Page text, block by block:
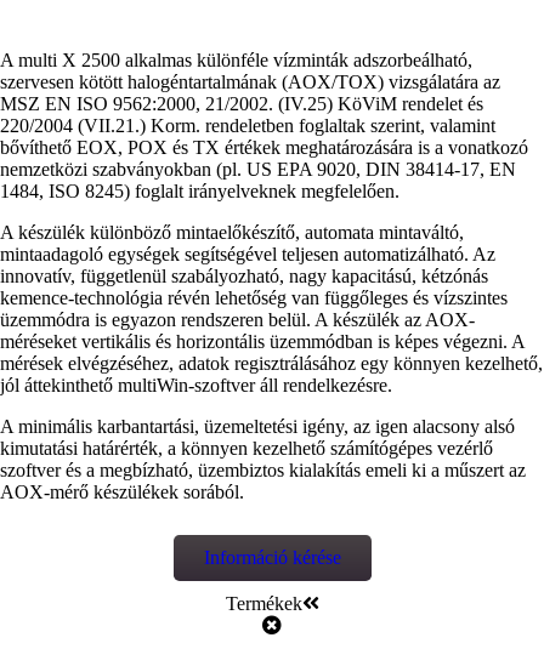
A multi X 2500 alkalmas különféle vízminták adszorbeálható,
szervesen kötött halogéntartalmának (AOX/TOX) vizsgálatára az
MSZ EN ISO 9562:2000, 21/2002. (IV.25) KöViM rendelet és
220/2004 (VII.21.) Korm. rendeletben foglaltak szerint, valamint
bővíthető EOX, POX és TX értékek meghatározására is a vonatkozó
nemzetközi szabványokban (pl. US EPA 9020, DIN 38414-17, EN
1484, ISO 8245) foglalt irányelveknek megfelelően.
A készülék különböző mintaelőkészítő, automata mintaváltó,
mintaadagoló egységek segítségével teljesen automatizálható. Az
innovatív, függetlenül szabályozható, nagy kapacitású, kétzónás
kemence-technológia révén lehetőség van függőleges és vízszintes
üzemmódra is egyazon rendszeren belül. A készülék az AOX-
méréseket vertikális és horizontális üzemmódban is képes végezni. A
mérések elvégzéséhez, adatok regisztrálásához egy könnyen kezelhető,
jól áttekinthető multiWin-szoftver áll rendelkezésre.
A minimális karbantartási, üzemeltetési igény, az igen alacsony alsó
kimutatási határérték, a könnyen kezelhető számítógépes vezérlő
szoftver és a megbízható, üzembiztos kialakítás emeli ki a műszert az
AOX-mérő készülékek sorából.
Információ kérése
Termékek